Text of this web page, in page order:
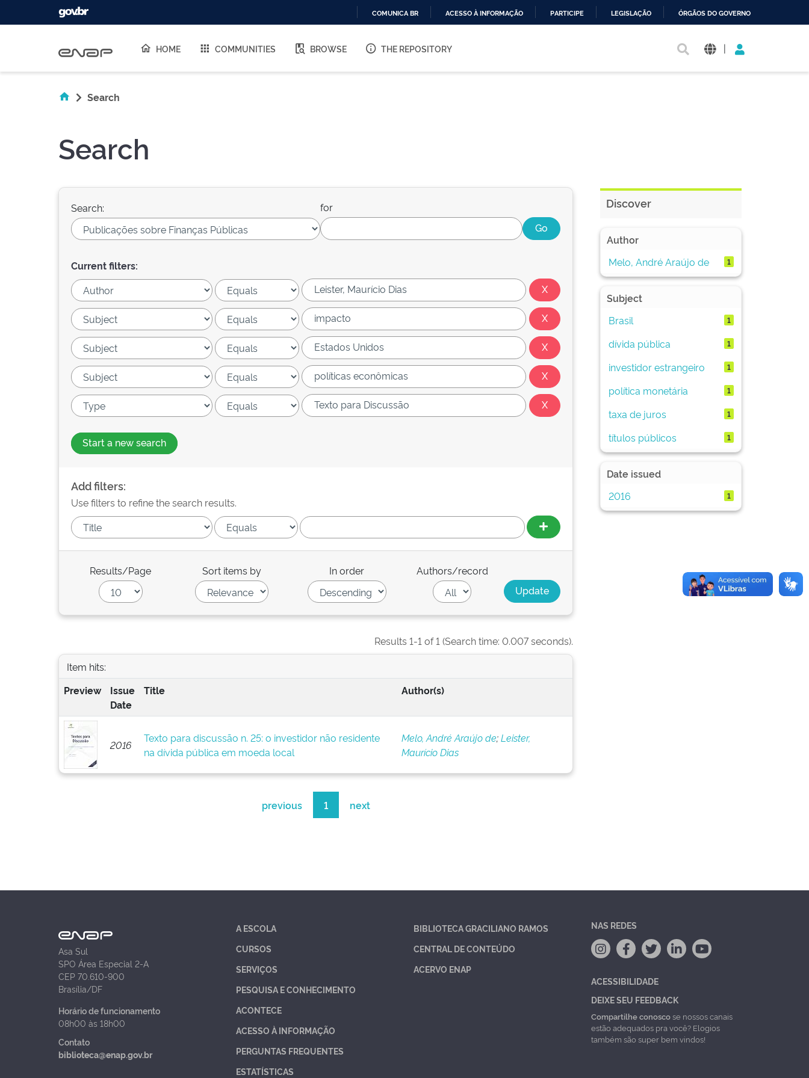
O
COMUNICA BR ACESSO À INFORMAÇÃO PARTICIPE LEGISLAÇÃO ÓRGÃOS DO GOVERNO
HOME COMMUNITIES BROWSE THE REPOSITORY |
Search
Search
Search: for
Current filters:
Start a new search
Add filters:
Use filters to refine the search results.
Results/Page Sort items by In order Authors/record
Results 1-1 of 1 (Search time: 0.007 seconds).
Item hits:
Preview
Issue
Date
Title Author(s)
2016
Texto para discussão n. 25: o investidor não residente
na dívida pública em moeda local
Melo, André Araújo de;Leister,
Maurício Dias
previous 1 next
Discover
Author
Melo, André Araújo de
1
Subject
Brasil
1
dívida pública 1
investidor estrangeiro 1
política monetária 1
taxa de juros 1
títulos públicos 1
Date issued
2016
1
Asa Sul
SPO Área Especial 2-A
CEP 70.610-900
Brasília/DF
Horário de funcionamento
08h00 às 18h00
Contato
biblioteca@enap.gov.br
A ESCOLA
CURSOS
SERVIÇOS
PESQUISA E CONHECIMENTO
ACONTECE
ACESSO À INFORMAÇÃO
PERGUNTAS FREQUENTES
ESTATÍSTICAS
BIBLIOTECA GRACILIANO RAMOS
CENTRAL DE CONTEÚDO
ACERVO ENAP
NAS REDES
ACESSIBILIDADE
DEIXE SEU FEEDBACK
Compartilhe conoscose nossos canais
estão adequados pra você? Elogios
também são super bem vindos!